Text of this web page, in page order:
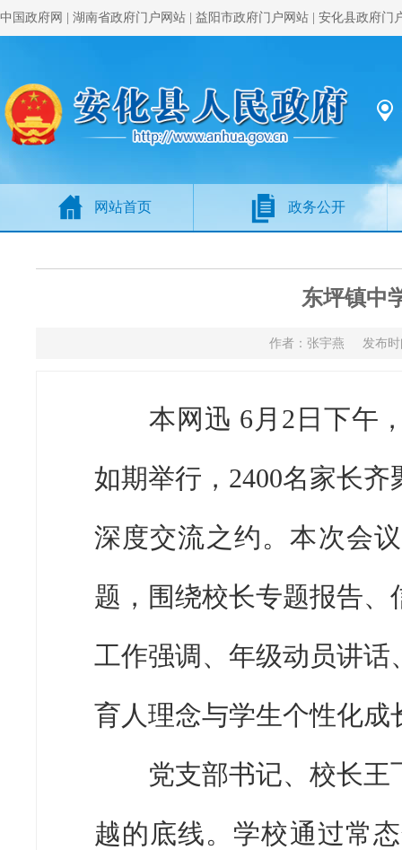
中国政府网 湖南省政府门户网站 益阳市政府门户网站 安化县政府门
网站首页 政务公开
东坪镇中
作者：张宇燕 发布
本网迅 6月2日下午，
如期举行，2400名家长
深度交流之约。本次会
题，围绕校长专题报告
工作强调、年级动员讲
育人理念与学生个性化成
党支部书记、校长王
越的底线。学校通过常